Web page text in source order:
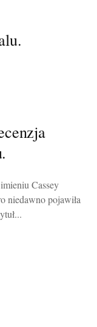
Cassey
niedawno pojawiła